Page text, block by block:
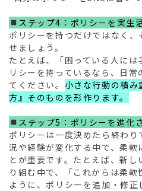
ステップ4：ポリシーを実生
ポリシーを持つだけではなく
せましょう。
たとえば、「困っている人に
リシーを持っているなら、日
てください。 小さな行動の積
方』そのものを形作ります。
ステップ5：ポリシーを進化
ポリシーは一度決めたら終わ
況や経験が変化する中で、柔軟
とが重要です。たとえば、新
り組む中で、「これからは柔
ように、ポリシーを追加・修正